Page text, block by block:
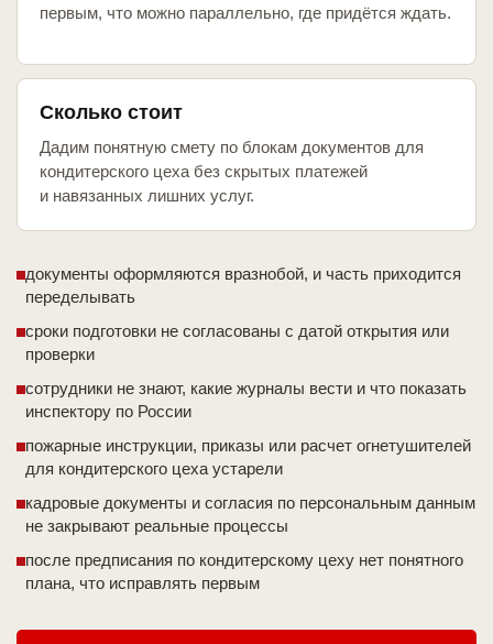
первым, что можно параллельно, где придётся ждать.
Сколько стоит
Дадим понятную смету по блокам документов для
кондитерского цеха без скрытых платежей
и навязанных лишних услуг.
документы оформляются вразнобой, и часть приходится
переделывать
сроки подготовки не согласованы с датой открытия или
проверки
сотрудники не знают, какие журналы вести и что показать
инспектору по России
пожарные инструкции, приказы или расчет огнетушителей
для кондитерского цеха устарели
кадровые документы и согласия по персональным данным
не закрывают реальные процессы
после предписания по кондитерскому цеху нет понятного
плана, что исправлять первым